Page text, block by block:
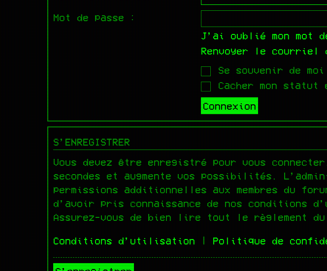
Mot de passe :
J’ai oublié mon mot
Renvoyer le courriel
Se souvenir de moi
Cacher mon
S’ENREGISTRER
Vous devez être enregistré pour vous
secondes et augmente vos possibilités.
permissions additionnelles aux membres du
d’avoir pris connaissance de nos
Assurez-vous de bien lire tout le règlement du
Conditions d’utilisation | Politique de